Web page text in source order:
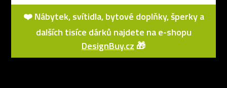
❤️ Nábytek, svítidla, bytové doplňky, šperky a
dalších tisíce dárků najdete na e-shopu
DesignBuy.cz 🎁